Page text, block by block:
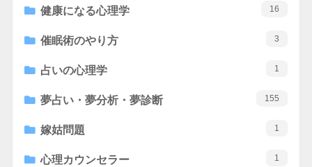
健康になる心理学 16
催眠術のやり方 3
占いの心理学 1
夢占い・夢分析・夢診断 155
嫁姑問題 1
心理カウンセラー 1